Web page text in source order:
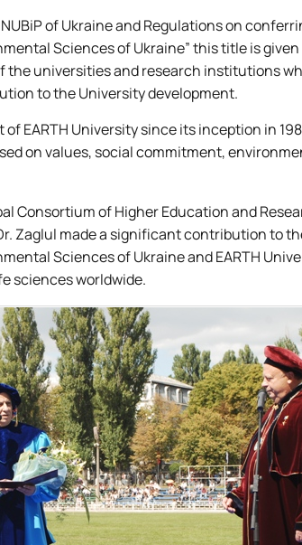
of Ukraine and Regulations on
Sciences of Ukraine” this title is
the universities and research institutions
to the University development.
EARTH University since its inception in
on values, social commitment,
Consortium of Higher Education and
Zaglul made a significant contribution to
Sciences of Ukraine and EARTH
sciences worldwide.